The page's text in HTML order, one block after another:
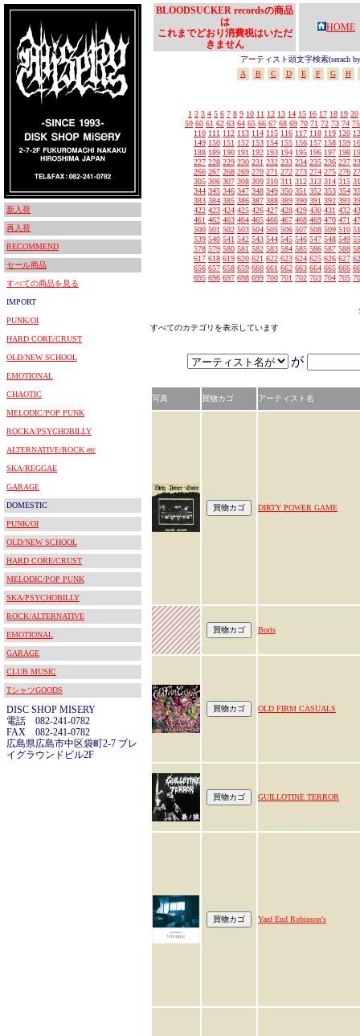
新入荷
再入荷
RECOMMEND
セール商品
すべての商品を見る
IMPORT
PUNK/OI
HARD CORE/CRUST
OLD/NEW SCHOOL
EMOTIONAL
CHAOTIC
MELODIC/POP PUNK
ROCKA/PSYCHOBILLY
ALTERNATIVE/ROCK etc
SKA/REGGAE
GARAGE
DOMESTIC
PUNK/OI
OLD/NEW SCHOOL
HARD CORE/CRUST
MELODIC/POP PUNK
SKA/PSYCHOBILLY
ROCK/ALTERNATIVE
EMOTIONAL
GARAGE
CLUB MUSIC
TシャツGOODS
DISC SHOP MISERY
電話 082-241-0782
FAX 082-241-0782
広島県広島市中区袋町2-7 プレ
イグラウンドビル2F
BLOODSUCKER recordsの商品
は
これまでどおり消費税はいただ
きません
HOME
アーティスト頭文字検索(serach
A
B C D E F G H
1 2 3 4 5 6 7 8 9 10 11 12 13 14 15 16 17 18 19 20
59 60 61 62 63 64 65 66 67 68 69 70 71 72 73 74 75
110 111 112 113 114 115 116 117 118 119 120
149 150 151 152 153 154 155 156 157 158 159
188 189 190 191 192 193 194 195 196 197 198
227 228 229 230 231 232 233 234 235 236 237
266 267 268 269 270 271 272 273 274 275 276
305 306 307 308 309 310 311 312 313 314 315
344 345 346 347 348 349 350 351 352 353 354
383 384 385 386 387 388 389 390 391 392 393
422 423 424 425 426 427 428 429 430 431 432
461 462 463 464 465 466 467 468 469 470 471
500 501 502 503 504 505 506 507 508 509 510
539 540 541 542 543 544 545 546 547 548 549
578 579 580 581 582 583 584 585 586 587 588
617 618 619 620 621 622 623 624 625 626 627
656 657 658 659 660 661 662 663 664 665 666
695 696 697 698 699 700 701 702 703 704 705
すべてのカテゴリを表示しています
が
写真 買物カゴ アーティスト名
DIRTY POWER GAME
Boris
OLD FIRM CASUALS
GUILLOTINE TERROR
Yard End Robinson's